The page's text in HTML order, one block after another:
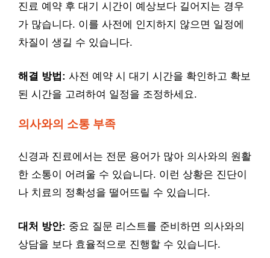
진료 예약 후 대기 시간이 예상보다 길어지는 경우
가 많습니다. 이를 사전에 인지하지 않으면 일정에
차질이 생길 수 있습니다.
해결 방법: 사전 예약 시 대기 시간을 확인하고 확보
된 시간을 고려하여 일정을 조정하세요.
의사와의 소통 부족
신경과 진료에서는 전문 용어가 많아 의사와의 원활
한 소통이 어려울 수 있습니다. 이런 상황은 진단이
나 치료의 정확성을 떨어뜨릴 수 있습니다.
대처 방안: 중요 질문 리스트를 준비하면 의사와의
상담을 보다 효율적으로 진행할 수 있습니다.